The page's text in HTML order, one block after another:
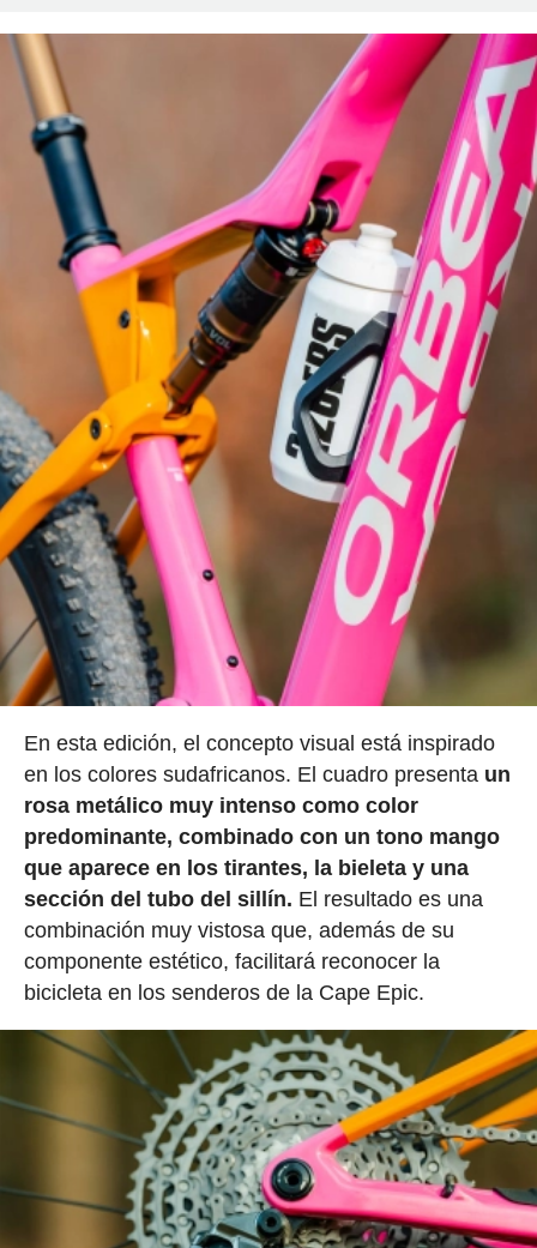
En esta edición, el concepto visual está inspirado
en los colores sudafricanos. El cuadro presenta un
rosa metálico muy intenso como color
predominante, combinado con un tono mango
que aparece en los tirantes, la bieleta y una
sección del tubo del sillín. El resultado es una
combinación muy vistosa que, además de su
componente estético, facilitará reconocer la
bicicleta en los senderos de la Cape Epic.